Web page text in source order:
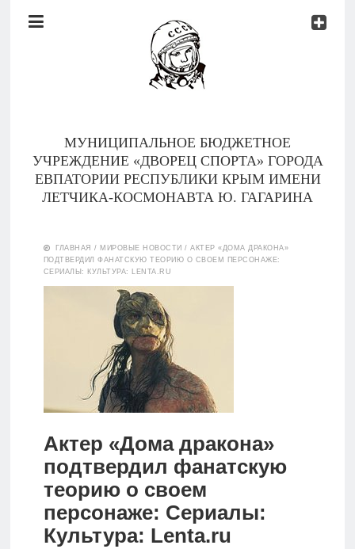
Документы
МУНИЦИПАЛЬНОЕ БЮДЖЕТНОЕ
УЧРЕЖДЕНИЕ «ДВОРЕЦ СПОРТА» ГОРОДА
ЕВПАТОРИИ РЕСПУБЛИКИ КРЫМ ИМЕНИ
ЛЕТЧИКА-КОСМОНАВТА Ю. ГАГАРИНА
Тренеры
Новости
Родителям
О
нас
Версия для
слабовидящих
ГЛАВНАЯ / МИРОВЫЕ НОВОСТИ /АКТЕР «ДОМА ДРАКОНА»
ПОДТВЕРДИЛ ФАНАТСКУЮ ТЕОРИЮ О СВОЕМ ПЕРСОНАЖЕ:
СЕРИАЛЫ: КУЛЬТУРА: LENTA.RU
Актер «Дома дракона»
подтвердил фанатскую
теорию о своем
персонаже: Сериалы:
Культура: Lenta.ru